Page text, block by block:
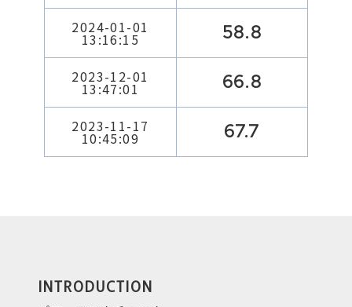
2024-01-01
13:16:15 58.8
2023-12-01
13:47:01 66.8
2023-11-17
10:45:09 67.7
INTRODUCTION